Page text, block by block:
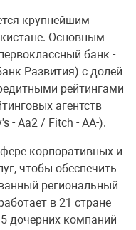
крупнейшим
Основным
банк -
Развития) с долей
рейтингами
агентств
- Aa2 / Fitch - AA-).
корпоративных и
чтобы обеспечить
региональный
в 21 стране
дочерних компаний